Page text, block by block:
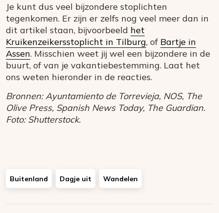
Je kunt dus veel bijzondere stoplichten
tegenkomen. Er zijn er zelfs nog veel meer dan in
dit artikel staan, bijvoorbeeld het
Kruikenzeikersstoplicht in Tilburg, of Bartje in
Assen. Misschien weet jij wel een bijzondere in de
buurt, of van je vakantiebestemming. Laat het
ons weten hieronder in de reacties.
Bronnen: Ayuntamiento de Torrevieja, NOS, The
Olive Press, Spanish News Today, The Guardian.
Foto: Shutterstock.
Buitenland Dagje uit Wandelen